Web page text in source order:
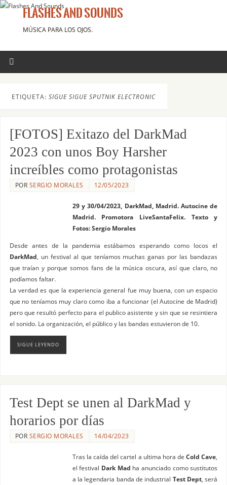
FLASHES AND SOUNDS
MÚSICA PARA LOS OJOS.
ETIQUETA: SIGUE SIGUE SPUTNIK ELECTRONIC
[FOTOS] Exitazo del DarkMad
2023 con unos Boy Harsher
increíbles como protagonistas
POR SERGIO MORALES 12/05/2023
29 y 30/04/2023, DarkMad, Madrid. Autocine de
Madrid. Promotora LiveSantaFelix. Texto y
Fotos: Sergio Morales
Desde antes de la pandemia estábamos esperando como locos el
DarkMad , un festival al que teníamos muchas ganas por las bandazas
que traían y porque somos fans de la música oscura, así que claro, no
podíamos faltar.
La verdad es que la experiencia general fue muy buena, con un espacio
que no teníamos muy claro como iba a funcionar (el Autocine de Madrid)
pero que resultó perfecto para el publico asistente y sin que se resintiera
el sonido. La organización, el público y las bandas estuvieron de 10.
SIGUE LEYENDO
Test Dept se unen al DarkMad y
horarios por días
POR SERGIO MORALES 14/04/2023
Tras la caída del cartel a ultima hora deCold Cave
el festival Dark Mad ha anunciado como sustitutos
a la legendaria banda de industrial Test Dept , será